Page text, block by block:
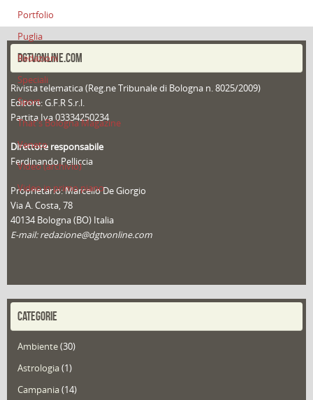
Portfolio
Puglia
Redazioni
Speciali
Sport
That's Bologna Magazine
Veneto
Video (archivio)
Video in primo piano
DGTVONLINE.COM
Rivista telematica (Reg.ne Tribunale di Bologna n. 8025/2009)
Editore: G.F.R S.r.l.
Partita Iva 03334250234
Direttore responsabile
Ferdinando Pelliccia
Proprietario: Marcello De Giorgio
Via A. Costa, 78
40134 Bologna (BO) Italia
E-mail: redazione@dgtvonline.com
CATEGORIE
Ambiente(30)
Astrologia(1)
Campania(14)